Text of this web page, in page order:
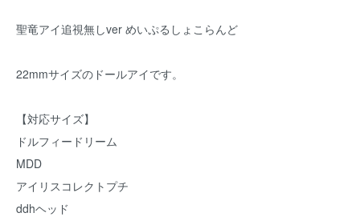
聖竜アイ追視無しver めいぷるしょこらんど
22mmサイズのドールアイです。
【対応サイズ】
ドルフィードリーム
MDD
アイリスコレクトプチ
ddhヘッド